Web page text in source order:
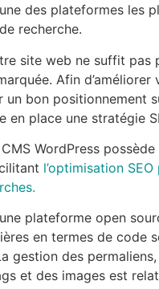
des plateformes les
recherche.
site web ne suffit pas
Afin
un bon positionnement
en place une stratégie
WordPress
l’optimisation
plateforme open
en termes de code
gestion des
et des images est